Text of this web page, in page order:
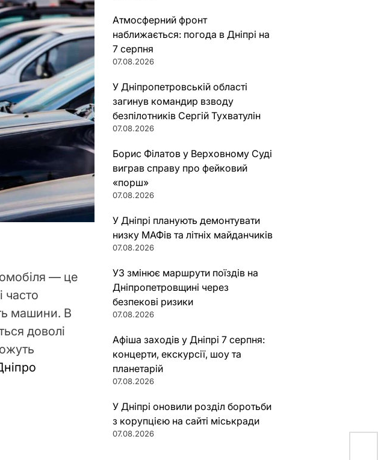
— це
часто
машини. В
доволі
Атмосферний фронт
наближається: погода в Дніпрі на
7 серпня
07.08.2026
У Дніпропетровській області
загинув командир взводу
безпілотників Сергій Тухватулін
07.08.2026
Борис Філатов у Верховному Суді
виграв справу про фейковий
«порш»
07.08.2026
У Дніпрі планують демонтувати
низку МАФів та літніх майданчиків
07.08.2026
УЗ змінює маршрути поїздів на
Дніпропетровщині через
безпекові ризики
07.08.2026
Афіша заходів у Дніпрі 7 серпня:
концерти, екскурсії, шоу та
планетарій
07.08.2026
У Дніпрі оновили розділ боротьби
з корупцією на сайті міськради
07.08.2026